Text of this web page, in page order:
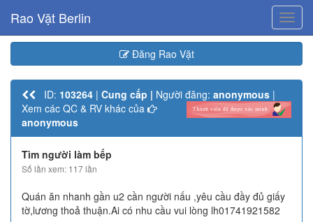
Rao Vặt Berlin
Đăng Rao Vặt
ID: 103264 | Cung cấp | Người đăng: anonymous |
Xem các QC & RV khác của
anonymous
Tìm người làm bếp
Số lần xem: 117 lần
Quán ăn nhanh gần u2 cần người nấu ,yêu cầu đầy đủ giấy
tờ,lương thoả thuận.Ai có nhu cầu vui lòng lh01741921582